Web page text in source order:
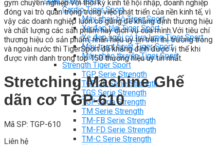
Cardio Tiger Sport
Máy chạy bộ Tiger Sport
Xe đạp tập Tiger Sport
Xe đạp ngồi có tựa lưng Tiger Sport
Máy trượt tuyết Tiger Sport
Máy chèo thuyền Tiger Sport
Strength Tiger Sport
TGP Serie Strength
TGP 20 Serie Strength
TGS Serie Strength
TGF Serie Strength
TM Serie Strength
TM-FB Serie Strength
TM-FD Serie Strength
TM-C Serie Strength
gym chuyên nghiệp.Với thời kỳ kinh tế hội nhập, doanh nghiệp
đóng vai trò quan trọng trong việc phát triển của nền kinh tế, vì
vậy các doanh nghiệp luôn cố gắng để khẳng định thương hiệu
và chất lượng các sản phẩm hay dịch vụ của mình.Với tiêu chí
thương hiệu có sản phẩm, nhãn hiệu uy tín trên thị trường trong
và ngoài nước thì TigerSport đã khẳng định được vị thế khi
được vinh danh trong top 150 thương hiệu uy tín nhất.
Stretching Machine Ghế
dãn cơ TGP-610
Mã SP: TGP-610
Liên hệ